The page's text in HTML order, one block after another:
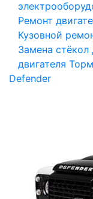
Ремонт
Кузовной
Замена стёкол
двигателя
Defender